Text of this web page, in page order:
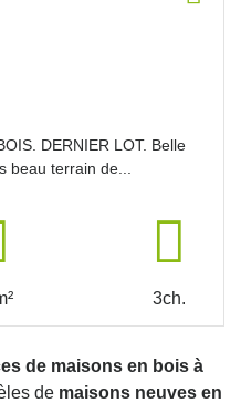
DERNIER LOT. Belle
terrain de...
3ch.
de maisons en bois à
de maisons neuves en